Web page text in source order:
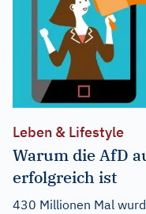
Leben & Lifestyle
Warum die AfD
erfolgreich ist
430 Millionen Mal